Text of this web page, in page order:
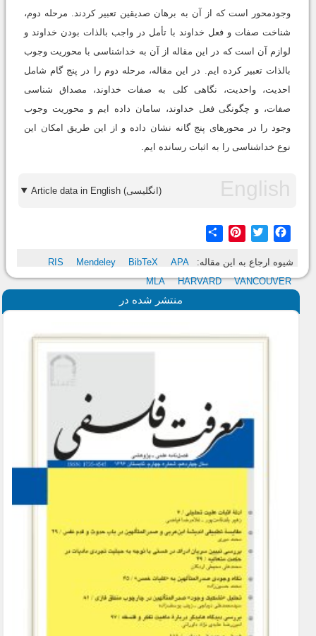
وجودمحور است که از آن به برهان صدیقین تعبیر کردند. مرحله دوم،
شناخت صفات و فعل خداوند با تأمل در واجب بالذات بودن خداوند و
لوازم آن است که در این مقاله از آن به خداشناسى با محوریت وجوب
بالذات تعبیر کرده ایم. در این مقاله، مرحله دوم را در پنج گام شامل
احدیت، واحدیت، نگاهى کلى به صفات خداوند، مصداق شناسى
صفات، و چگونگى فعل خداوند، سامان داده ایم و محوریت وجوب
وجود را در محورهاى پنج گانه نشان داده و از این طریق امکان این
نوع خداشناسى را به اثبات رسانده ایم.
Article data in English (انگلیسی)
Facebook
Twitter
Pinterest
شیوه ارجاع به این مقاله: RIS Mendeley BibTeX
APA
MLA
HARVARD VANCOUVER
منتشر شده در